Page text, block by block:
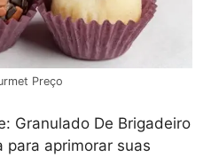
Preço
Granulado De Brigadeiro
para aprimorar suas